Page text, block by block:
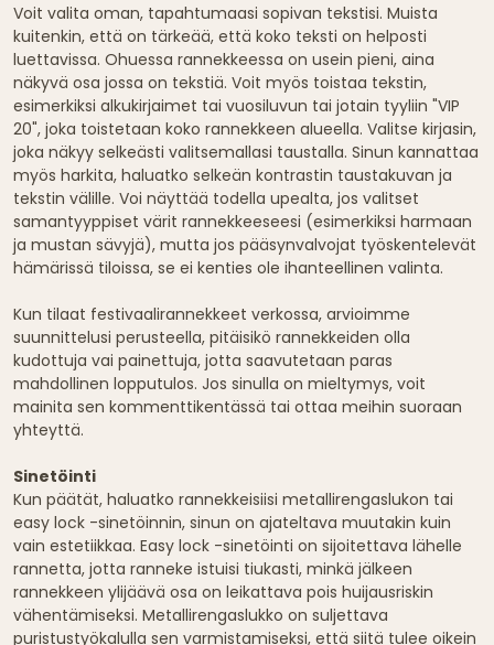
Voit valita oman, tapahtumaasi sopivan tekstisi. Muista
kuitenkin, että on tärkeää, että koko teksti on helposti
luettavissa. Ohuessa rannekkeessa on usein pieni, aina
näkyvä osa jossa on tekstiä. Voit myös toistaa tekstin,
esimerkiksi alkukirjaimet tai vuosiluvun tai jotain tyyliin "VIP
20", joka toistetaan koko rannekkeen alueella. Valitse kirjasin,
joka näkyy selkeästi valitsemallasi taustalla. Sinun kannattaa
myös harkita, haluatko selkeän kontrastin taustakuvan ja
tekstin välille. Voi näyttää todella upealta, jos valitset
samantyyppiset värit rannekkeeseesi (esimerkiksi harmaan
ja mustan sävyjä), mutta jos pääsynvalvojat työskentelevät
hämärissä tiloissa, se ei kenties ole ihanteellinen valinta.
Kun tilaat festivaalirannekkeet verkossa, arvioimme
suunnittelusi perusteella, pitäisikö rannekkeiden olla
kudottuja vai painettuja, jotta saavutetaan paras
mahdollinen lopputulos. Jos sinulla on mieltymys, voit
mainita sen kommenttikentässä tai ottaa meihin suoraan
yhteyttä.
Sinetöinti
Kun päätät, haluatko rannekkeisiisi metallirengaslukon tai
easy lock -sinetöinnin, sinun on ajateltava muutakin kuin
vain estetiikkaa. Easy lock -sinetöinti on sijoitettava lähelle
rannetta, jotta ranneke istuisi tiukasti, minkä jälkeen
rannekkeen ylijäävä osa on leikattava pois huijausriskin
vähentämiseksi. Metallirengaslukko on suljettava
puristustyökalulla sen varmistamiseksi, että siitä tulee oikein